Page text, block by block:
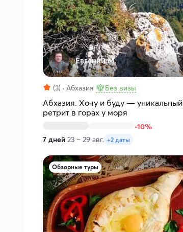
Евгений М.
(3) Абхазия Без визы
Абхазия. Хочу и буду — уникальный
ретрит в горах у моря
-10%
7 дней 23 – 29 авг. +2 даты
Обзорные туры